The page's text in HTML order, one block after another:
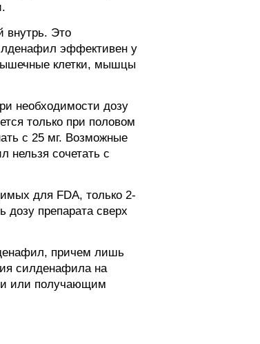
внутрь. Это
эффективен у
клетки, мышцы
необходимости дозу
только при половом
с 25 мг. Возможные
нельзя сочетать с
для FDA, только 2-
препарата сверх
причем лишь
силденафила на
или получающим